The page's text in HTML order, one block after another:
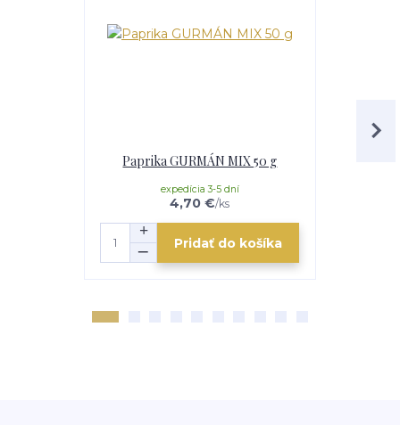
Paprika GURMÁN MIX 50 g
4,70 €/ks
expedícia 3-5 dní
Pridať do košíka